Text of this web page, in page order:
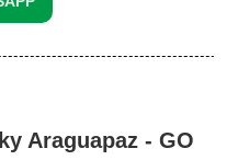
Araguapaz - GO